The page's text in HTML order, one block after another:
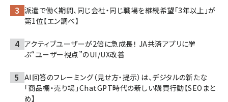
派遣で働く期間、同じ会社・同じ職場を継続希望「3年以上」が
第1位【エン調べ】
アクティブユーザーが2倍に急成長！ JA共済アプリに学
ぶ“ユーザー視点”のUI/UX改善
AI回答のフレーミング（見せ方・提示）は、デジタルの新たな
「商品棚・売り場」――ChatGPT時代の新しい購買行動【SEOまと
め】